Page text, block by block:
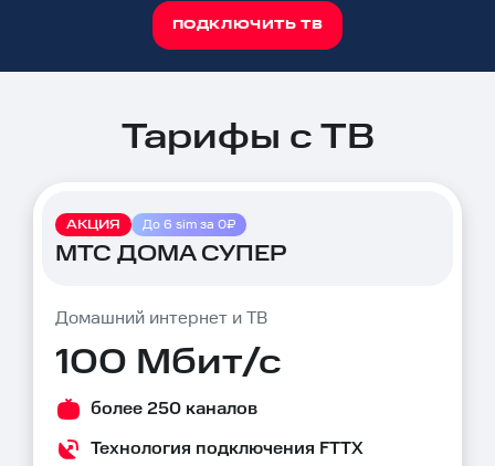
ПОДКЛЮЧИТЬ ТВ
Тарифы с ТВ
АКЦИЯ До 6 sim за 0₽
МТС ДОМА СУПЕР
Домашний интернет и ТВ
100 Мбит/с
более 250 каналов
Технология подключения FTTX